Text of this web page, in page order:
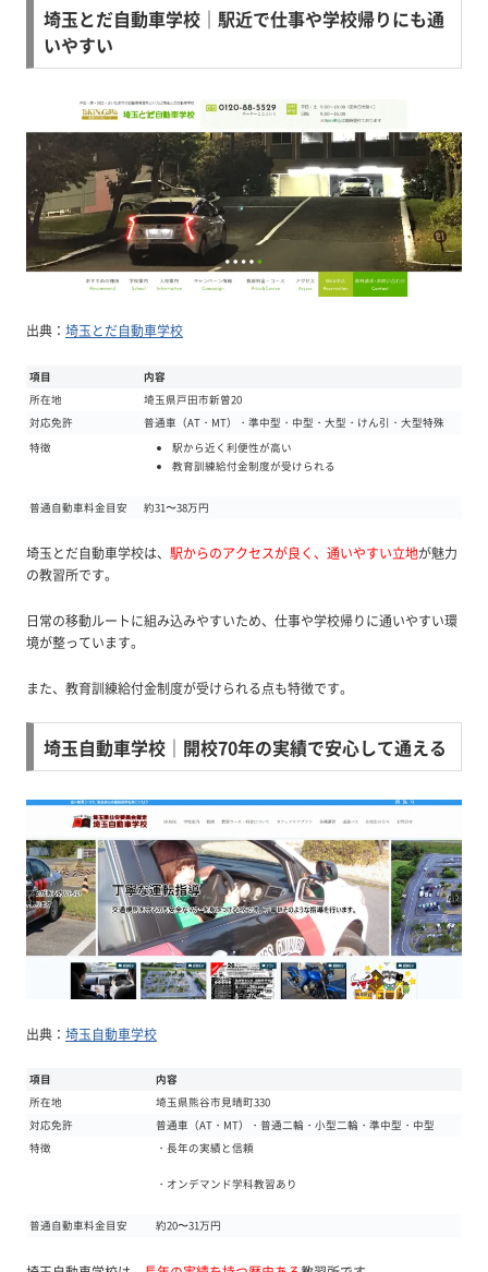
埼玉とだ自動車学校｜駅近で仕事や学校帰りにも通
いやすい
出典： 埼玉とだ自動車学校
項目
内容
所在地
埼玉県戸田市新曽20
対応免許
普通車（AT・MT）・準中型・中型・大型・けん引・大型特殊
特徴
駅から近く利便性が高い
教育訓練給付金制度が受けられる
普通自動車料金目安 約31〜38万円
埼玉とだ自動車学校は、 駅からのアクセスが良く、通いやすい立地が魅力
の教習所です。
日常の移動ルートに組み込みやすいため、仕事や学校帰りに通いやすい環
境が整っています。
また、教育訓練給付金制度が受けられる点も特徴です。
埼玉自動車学校｜開校70年の実績で安心して通える
出典： 埼玉自動車学校
項目
内容
所在地
埼玉県熊谷市見晴町330
対応免許
普通車（AT・MT）・普通二輪・小型二輪・準中型・中型
特徴
・長年の実績と信頼
・オンデマンド学科教習あり
普通自動車料金目安 約20〜31万円